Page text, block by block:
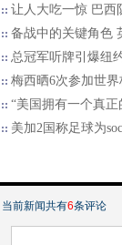
让人大吃一惊 巴西
备战中的关键角色
总冠军听牌引爆纽
梅西晒6次参加世
“美国拥有一个真
美加2国称足球为
当前新闻共有6条评论